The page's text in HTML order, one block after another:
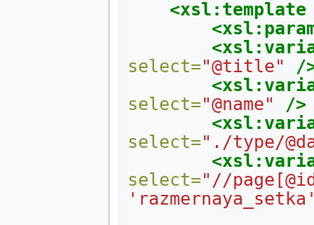
<xsl:template
select="@title"
/
select="@name"
/>
select="./type/
select="//